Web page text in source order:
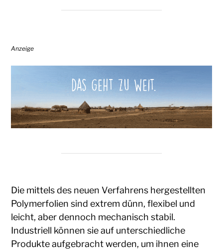
Anzeige
Die mittels des neuen Verfahrens hergestellten
Polymerfolien sind extrem dünn, flexibel und
leicht, aber dennoch mechanisch stabil.
Industriell können sie auf unterschiedliche
Produkte aufgebracht werden, um ihnen eine